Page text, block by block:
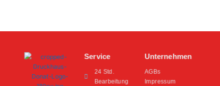
Service
24 Std.
Bearbeitung
Unternehmen
AGBs
Impressum